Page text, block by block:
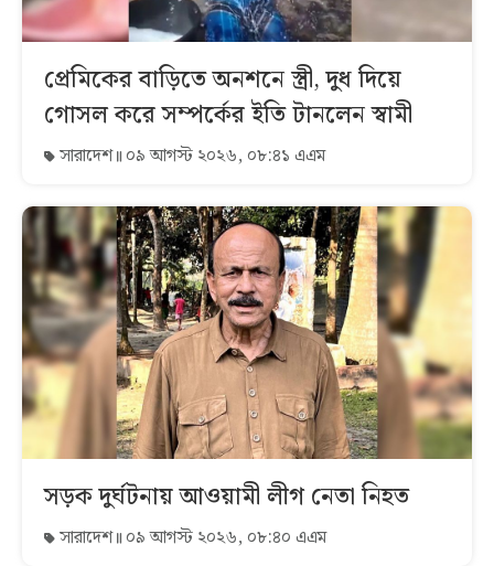
প্রেমিকের বাড়িতে অনশনে স্ত্রী, দুধ দিয়ে
গোসল করে সম্পর্কের ইতি টানলেন স্বামী
সারাদেশ ০৯ আগস্ট ২০২৬, ০৮:৪১ এএম
সড়ক দুর্ঘটনায় আওয়ামী লীগ নেতা নিহত
সারাদেশ ০৯ আগস্ট ২০২৬, ০৮:৪০ এএম